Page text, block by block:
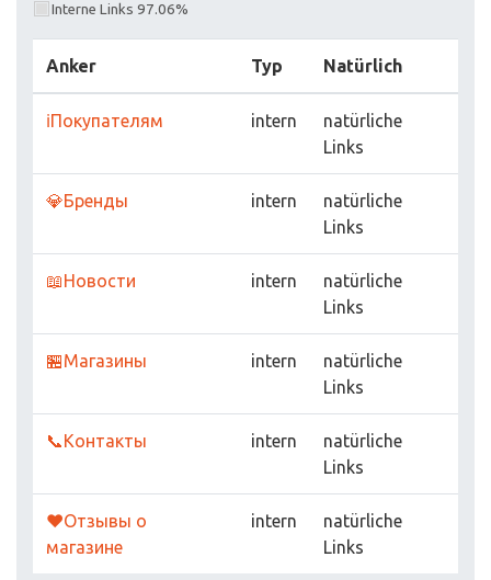
Interne Links 97.06%
Anker Typ Natürlich
ℹ️Покупателям intern
natürliche
Links
💎Бренды intern
natürliche
Links
📖Новости intern
natürliche
Links
🏪Магазины intern
natürliche
Links
📞Контакты intern
natürliche
Links
❤️Отзывы о
магазине
intern
natürliche
Links